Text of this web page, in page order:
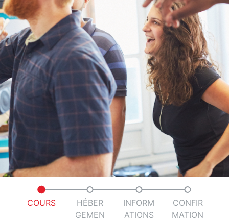
Réalisez votre